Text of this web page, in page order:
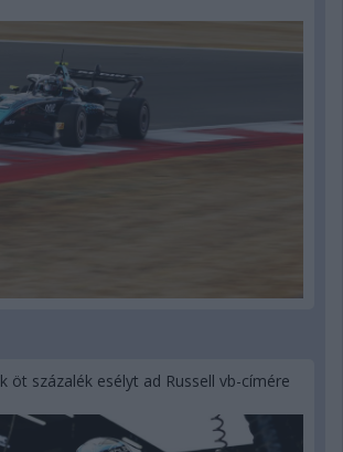
öt százalék esélyt ad Russell vb-címére